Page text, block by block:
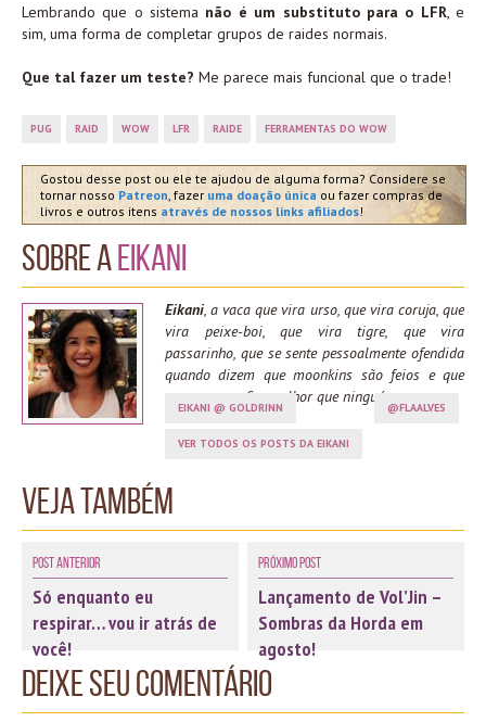
Lembrando que o sistema não é um substituto para o LFR, e
sim, uma forma de completar grupos de raides normais.
Que tal fazer um teste? Me parece mais funcional que o trade!
PUG RAID WOW LFR RAIDE FERRAMENTAS DO WOW
Gostou desse post ou ele te ajudou de alguma forma? Considere se
tornar nosso Patreon , fazer uma doação única ou fazer compras de
livros e outros itens através de nossos links afiliados!
Sobre aEikani
Eikani, a vaca que vira urso, que vira coruja, que
vira peixe-boi, que vira tigre, que vira
passarinho, que se sente pessoalmente ofendida
quando dizem que moonkins são feios e que
spama moonfire melhor que ninguém.
EIKANI @ GOLDRINN @FLAALVES
VER TODOS OS POSTS DA EIKANI
Veja também
Post Anterior
Só enquanto eu
respirar… vou ir atrás de
você!
Próximo Post
Lançamento de Vol’Jin –
Sombras da Horda em
agosto!
Deixe seu comentário